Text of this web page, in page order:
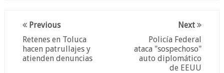
Next
Policía Federal
ataca "sospechoso"
auto diplomático
de EEUU
Previous
Retenes en Toluca
hacen patrullajes y
atienden denuncias